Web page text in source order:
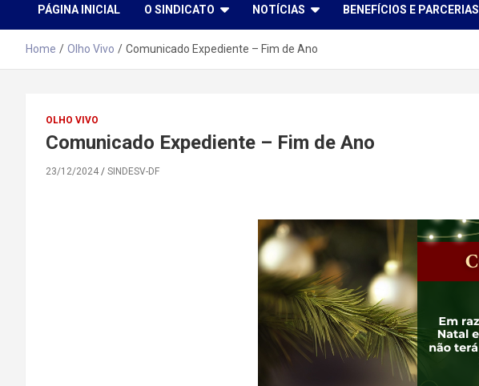
PÁGINA INICIAL O SINDICATO NOTÍCIAS BENEFÍCIOS E PARCERIAS
Home Olho Vivo Comunicado Expediente – Fim de Ano
OLHO VIVO
Comunicado Expediente – Fim de Ano
23/12/2024 SINDESV-DF